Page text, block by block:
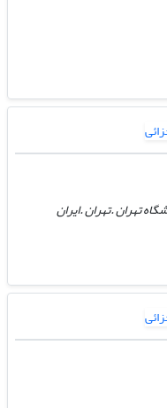
تهران .تهران .ایران